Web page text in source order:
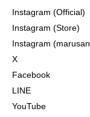
Instagram (Official)
Instagram (Store)
Instagram
X
Facebook
LINE
YouTube